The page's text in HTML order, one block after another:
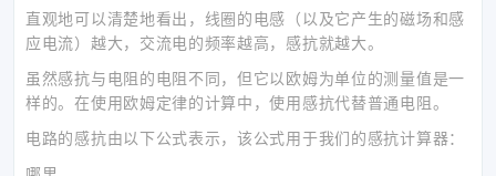
直观地可以清楚地看出，线圈的电感（以及它产生的磁场和感
应电流）越大，交流电的频率越高，感抗就越大。
虽然感抗与电阻的电阻不同，但它以欧姆为单位的测量值是一
样的。在使用欧姆定律的计算中，使用感抗代替普通电阻。
电路的感抗由以下公式表示，该公式用于我们的感抗计算器：